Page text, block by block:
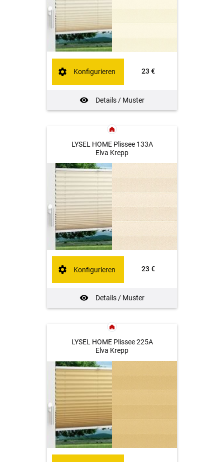
23 €
Details / Muster
Konfigurieren
LYSEL HOME Plissee 133A
Elva Krepp
23 €
Details / Muster
Konfigurieren
LYSEL HOME Plissee 225A
Elva Krepp